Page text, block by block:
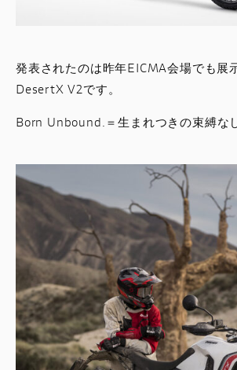
発表されたのは昨年EICMA会場でも展
DesertX V2です。
Born Unbound.＝生まれつきの束縛な